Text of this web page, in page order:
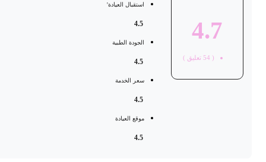
4.7
54 تعليق )
استقبال العيادة'
الجودة الطبية
سعر الخدمة
موقع العيادة